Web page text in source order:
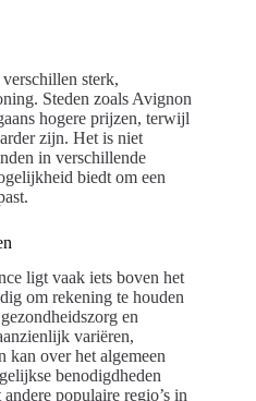
sterk,
Steden zoals Avignon
hogere prijzen, terwijl
zijn. Het is niet
in verschillende
biedt om een
ligt vaak iets boven het
om rekening te houden
en
variëren,
kan over het algemeen
benodigdheden
populaire regio’s in